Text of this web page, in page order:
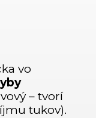
vo
– tvorí
tukov).